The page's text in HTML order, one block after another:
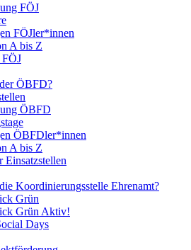
FÖJ
FÖJler*innen
A bis Z
ÖBFD?
ÖBFD
ÖBFDler*innen
A bis Z
Einsatzstellen
Koordinierungsstelle Ehrenamt?
Grün
Grün Aktiv!
Days